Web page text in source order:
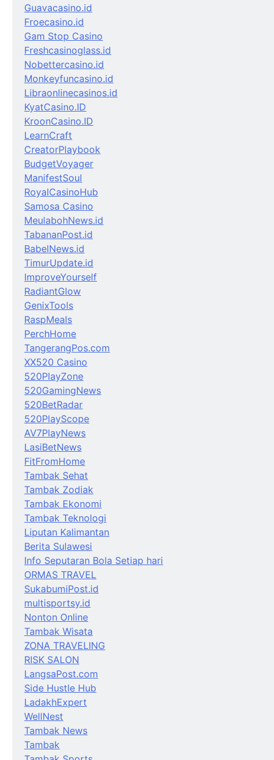
Guavacasino.id
Froecasino.id
Gam Stop Casino
Freshcasinoglass.id
Nobettercasino.id
Monkeyfuncasino.id
Libraonlinecasinos.id
KyatCasino.ID
KroonCasino.ID
LearnCraft
CreatorPlaybook
BudgetVoyager
ManifestSoul
RoyalCasinoHub
Samosa Casino
MeulabohNews.id
TabananPost.id
BabelNews.id
TimurUpdate.id
ImproveYourself
RadiantGlow
GenixTools
RaspMeals
PerchHome
TangerangPos.com
XX520 Casino
520PlayZone
520GamingNews
520BetRadar
520PlayScope
AV7PlayNews
LasiBetNews
FitFromHome
Tambak Sehat
Tambak Zodiak
Tambak Ekonomi
Tambak Teknologi
Liputan Kalimantan
Berita Sulawesi
Info Seputaran Bola Setiap hari
ORMAS TRAVEL
SukabumiPost.id
multisportsy.id
Nonton Online
Tambak Wisata
ZONA TRAVELING
RISK SALON
LangsaPost.com
Side Hustle Hub
LadakhExpert
WellNest
Tambak News
Tambak